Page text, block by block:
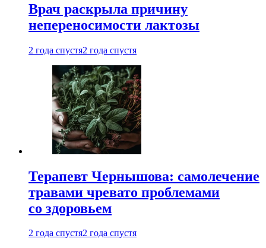
Врач раскрыла причину
непереносимости лактозы
2 года спустя2 года спустя
Терапевт Чернышова: самолечение
травами чревато проблемами
со здоровьем
2 года спустя2 года спустя